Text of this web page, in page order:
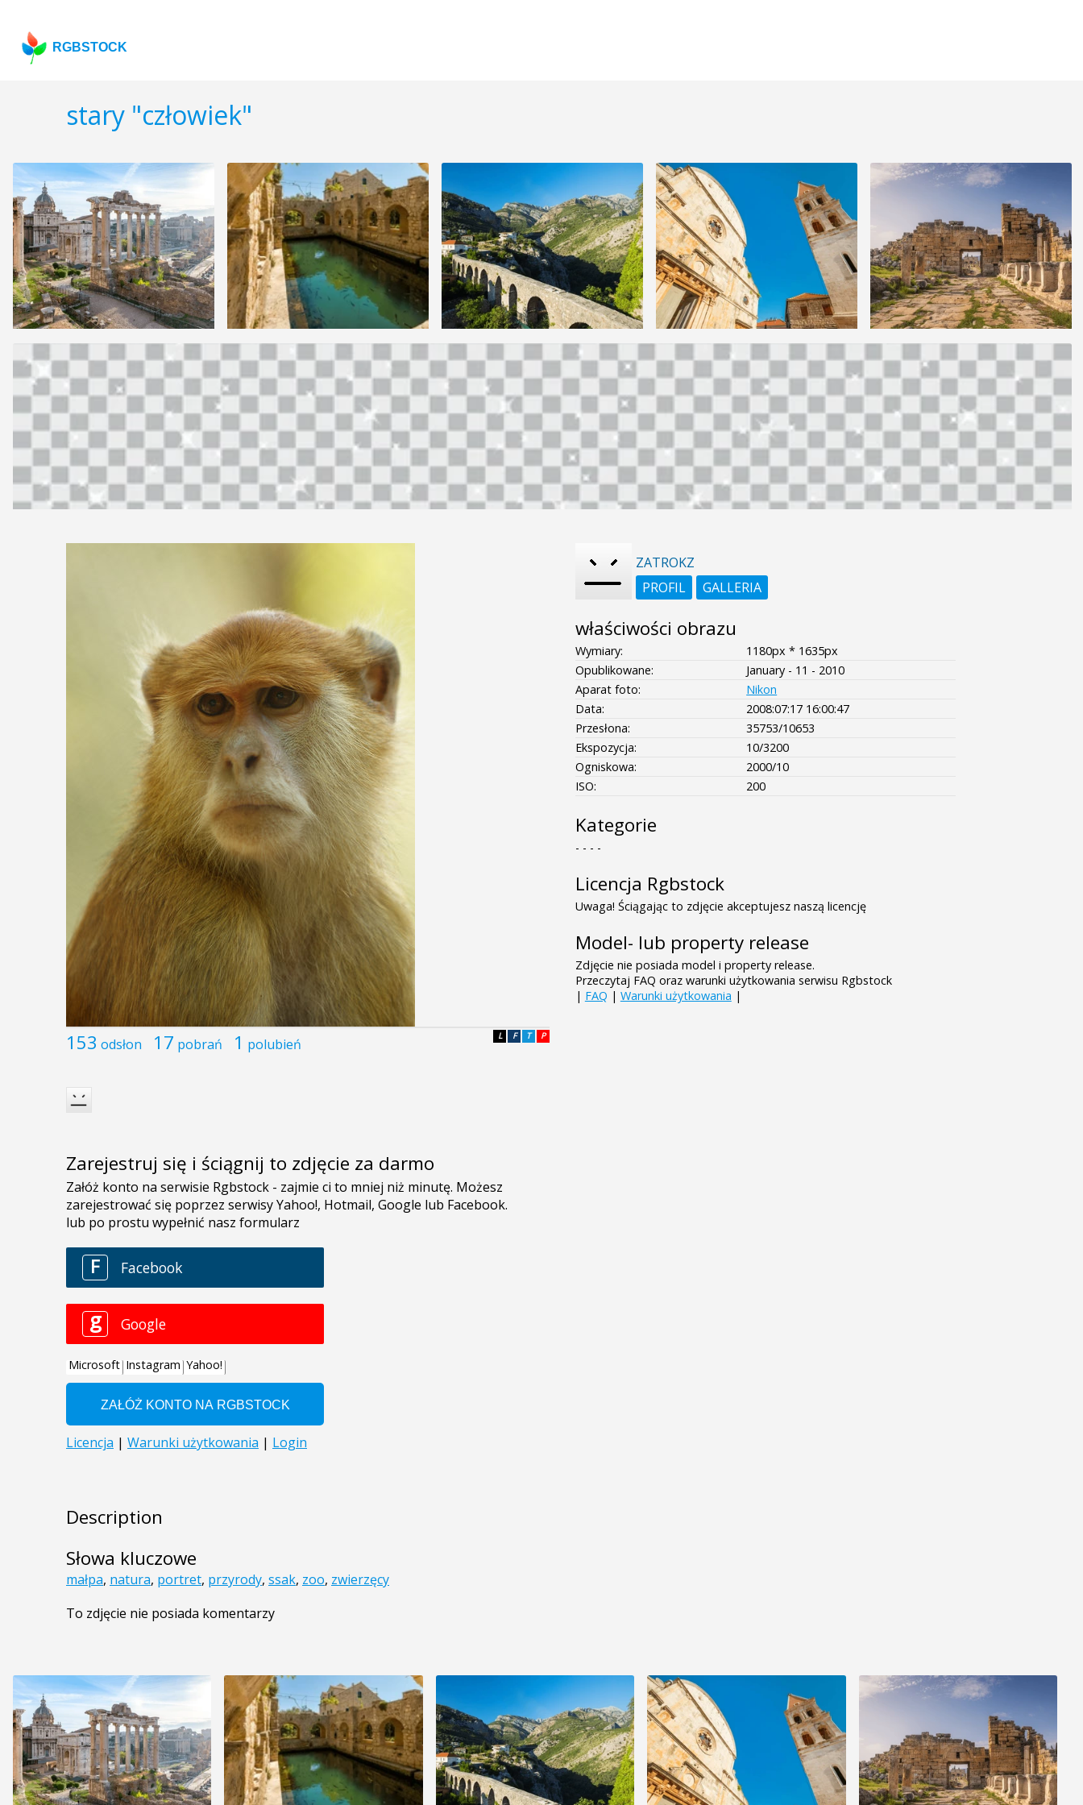
RGBSTOCK
stary "człowiek"
153 odsłon 17 pobrań 1 polubień P
T
F
L
Zarejestruj się i ściągnij to zdjęcie za darmo
Description
Słowa kluczowe
małpa, natura, portret, przyrody, ssak, zoo, zwierzęcy
To zdjęcie nie posiada komentarzy
ZATROKZ
PROFIL
GALLERIA
właściwości obrazu
Wymiary:
1180px * 1635px
Opublikowane:
January - 11 - 2010
Aparat foto:
Nikon
Data:
2008:07:17 16:00:47
Przesłona:
35753/10653
Ekspozycja:
10/3200
Ogniskowa:
2000/10
ISO:
200
Kategorie
- - - -
Licencja Rgbstock
Uwaga! Ściągając to zdjęcie akceptujesz naszą licencję
Model- lub property release
Zdjęcie nie posiada model i property release.
Przeczytaj FAQ oraz warunki użytkowania serwisu Rgbstock
| FAQ | Warunki użytkowania |